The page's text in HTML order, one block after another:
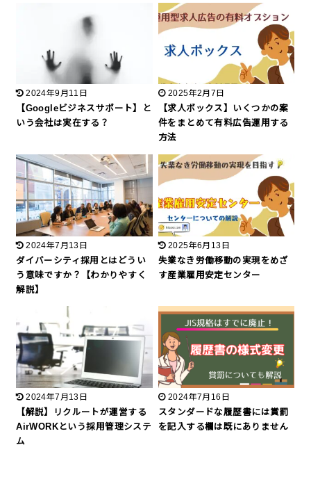
2024年9月11日
【Googleビジネスサポート】と
いう会社は実在する？
2025年2月7日
【求人ボックス】いくつかの案
件をまとめて有料広告運用する
方法
2024年7月13日
ダイバーシティ採用とはどうい
う意味ですか？【わかりやすく
解説】
2025年6月13日
失業なき労働移動の実現をめざ
す産業雇用安定センター
2024年7月13日
【解説】リクルートが運営する
AirWORKという採用管理システ
ム
2024年7月16日
スタンダードな履歴書には賞罰
を記入する欄は既にありません